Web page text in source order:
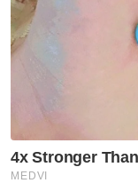
menunjukkan
isu hulur wang
“Jika usaha
semestinya
untuk
beberapa
organisasi,”